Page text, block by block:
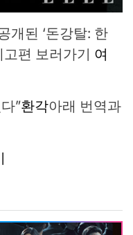
개된 ‘돈강탈: 한
편 보러가기 여
”환각아래 번역과